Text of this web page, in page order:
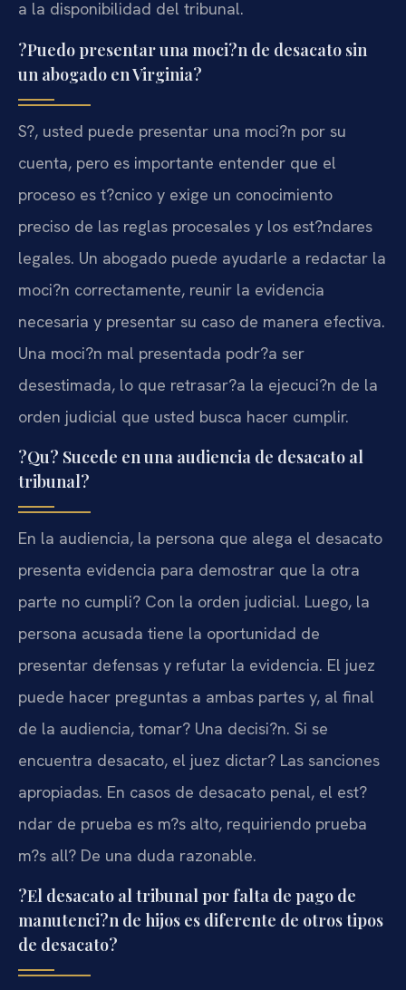
a la disponibilidad del tribunal.
?Puedo presentar una moci?n de desacato sin
un abogado en Virginia?
S?, usted puede presentar una moci?n por su
cuenta, pero es importante entender que el
proceso es t?cnico y exige un conocimiento
preciso de las reglas procesales y los est?ndares
legales. Un abogado puede ayudarle a redactar la
moci?n correctamente, reunir la evidencia
necesaria y presentar su caso de manera efectiva.
Una moci?n mal presentada podr?a ser
desestimada, lo que retrasar?a la ejecuci?n de la
orden judicial que usted busca hacer cumplir.
?Qu? Sucede en una audiencia de desacato al
tribunal?
En la audiencia, la persona que alega el desacato
presenta evidencia para demostrar que la otra
parte no cumpli? Con la orden judicial. Luego, la
persona acusada tiene la oportunidad de
presentar defensas y refutar la evidencia. El juez
puede hacer preguntas a ambas partes y, al final
de la audiencia, tomar? Una decisi?n. Si se
encuentra desacato, el juez dictar? Las sanciones
apropiadas. En casos de desacato penal, el est?
ndar de prueba es m?s alto, requiriendo prueba
m?s all? De una duda razonable.
?El desacato al tribunal por falta de pago de
manutenci?n de hijos es diferente de otros tipos
de desacato?